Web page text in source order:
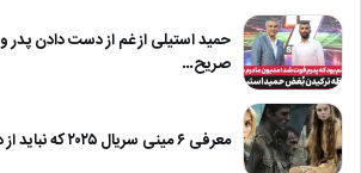
حمید استیلی از غم از دست دادن پدر
صریح…
معرفی ۶ مینی سریال ۲۰۲۵ که نباید از دست بدهید!